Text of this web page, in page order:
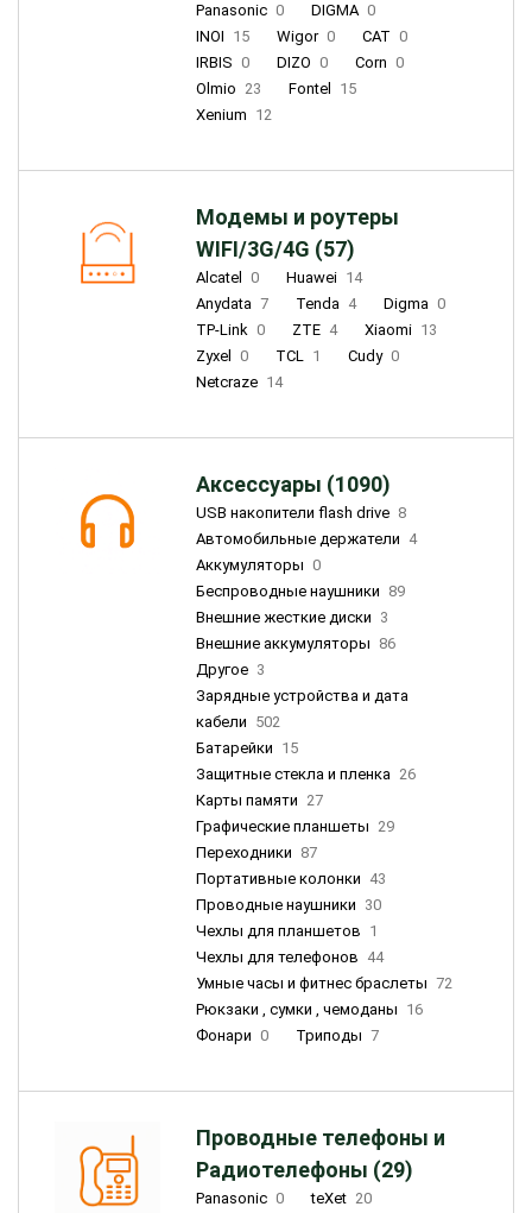
Panasonic 0 DIGMA 0
INOI 15 Wigor 0 CAT 0
IRBIS 0 DIZO 0 Corn 0
Olmio 23 Fontel
15
Xenium 12
Модемы и роутеры
WIFI/3G/4G (57)
Alcatel 0 Huawei 14
Anydata 7 Tenda 4 Digma 0
TP-Link 0 ZTE 4 Xiaomi 13
Zyxel
0 TCL 1 Cudy 0
Netcraze 14
Аксессуары (1090)
USB накопители flash drive 8
Автомобильные держатели 4
Аккумуляторы 0
Беспроводные наушники 89
Внешние жесткие диски 3
Внешние аккумуляторы 86
Другое 3
Зарядные устройства и дата
кабели 502
Батарейки 15
Защитные стекла и пленка 26
Карты памяти 27
Графические планшеты 29
Переходники 87
Портативные колонки 43
Проводные наушники 30
Чехлы для планшетов 1
Чехлы для телефонов 44
Умные часы и фитнес браслеты 72
Рюкзаки , сумки , чемоданы 16
Фонари 0 Триподы 7
Проводные телефоны и
Радиотелефоны (29)
Panasonic 0 teXet 20